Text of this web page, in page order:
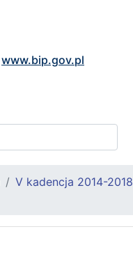
www.bip.gov.pl
V kadencja 2014-2018